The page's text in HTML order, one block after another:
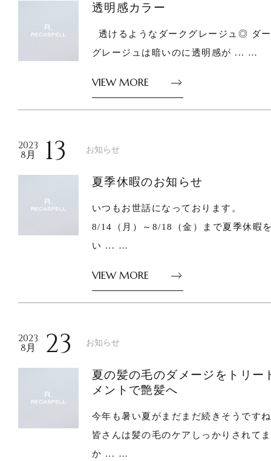
透明感カラー
透けるようなダークグレージュ◎ ダ
グレージュは暗いのに透明感が ... …
VIEW MORE
2023
8月 13 お知らせ
夏季休暇のお知らせ
いつもお世話になっております。
8/14（月）～8/18（金）まで夏季休暇
い ... …
VIEW MORE
2023
8月 23 お知らせ
夏の髪の毛のダメージをトリー
メントで艶髪へ
今年も暑い夏がまだまだ続きそうです
皆さんは髪の毛のケアしっかりされて
か ... …